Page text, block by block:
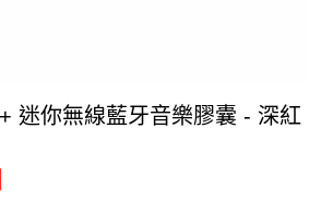
迷你無線藍牙音樂膠囊 - 深紅